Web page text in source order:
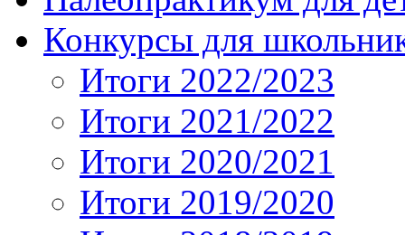
Конкурсы для
Итоги 2022/2023
Итоги 2021/2022
Итоги 2020/2021
Итоги 2019/2020